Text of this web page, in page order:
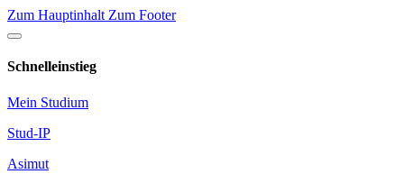
Zum Hauptinhalt Zum Footer
Schnelleinstieg
Mein Studium
Stud-IP
Asimut